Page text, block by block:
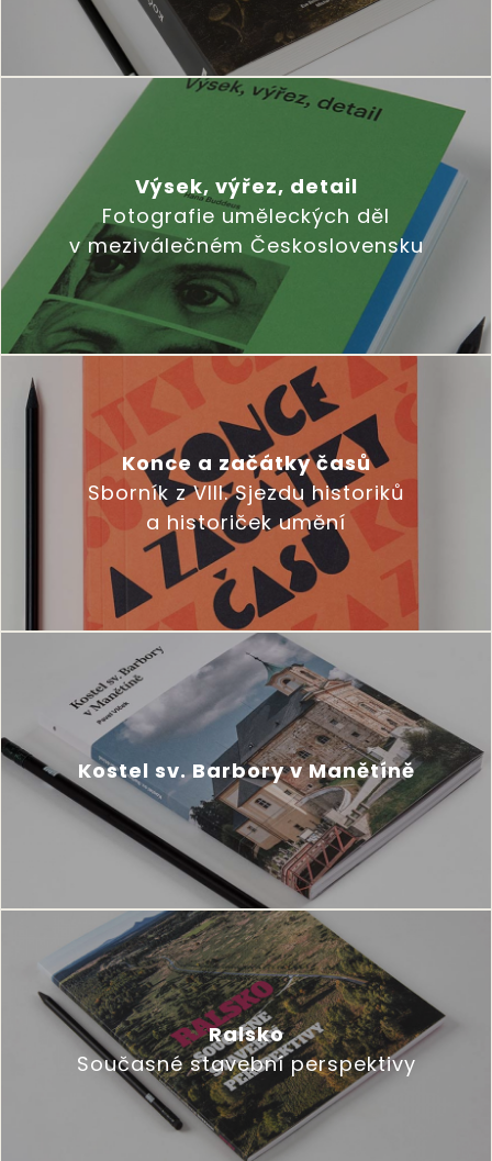
Výsek, výřez, detail
Fotografie uměleckých děl
v meziválečném Československu
Konce a začátky časů
Sborník z VIII. Sjezdu historiků
a historiček umění
Kostel sv. Barbory v Manětíně
Ralsko
Současné stavební perspektivy